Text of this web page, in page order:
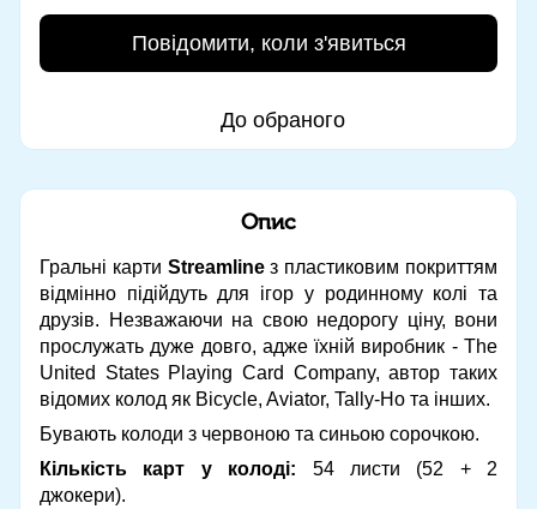
Повідомити, коли з'явиться
До обраного
Опис
Гральні карти Streamlineз пластиковим покриттям
відмінно підійдуть для ігор у родинному колі та
друзів. Незважаючи на свою недорогу ціну, вони
прослужать дуже довго, адже їхній виробник - The
United States Playing Card Company, автор таких
відомих колод як Bicycle, Aviator, Tally-Ho та інших.
Бувають колоди з червоною та синьою сорочкою.
Кількість карт у колоді: 54 листи (52 + 2
джокери).